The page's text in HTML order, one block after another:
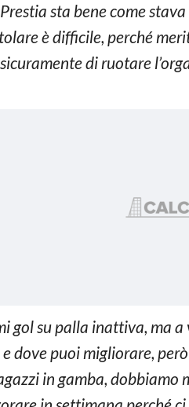
sta bene come
è difficile, perché
di ruotare
gol su palla inattiva, ma
dove puoi migliorare,
in gamba,